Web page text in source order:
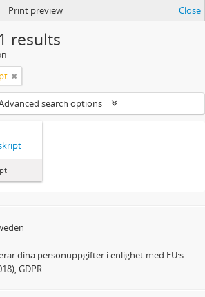
Print preview Close
results
search options
dina personuppgifter i enlighet med EU:s
GDPR.